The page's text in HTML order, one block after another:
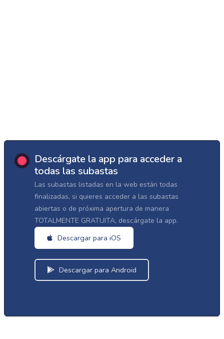
Descárgate la app para acceder a
todas las subastas
Las subastas listadas en la web están todas
finalizadas, si quieres acceder a las subastas
abiertas o de próxima apertura de manera
TOTALMENTE GRATUITA, descárgate la app.
Descargar para iOS
Descargar para Android